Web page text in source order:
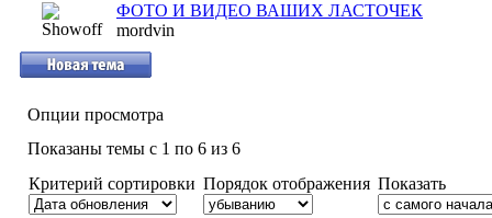
ФОТО И ВИДЕО ВАШИХ ЛАСТОЧЕК
mordvin
Опции просмотра
Показаны темы с 1 по 6 из 6
Критерий сортировки Порядок отображения Показать